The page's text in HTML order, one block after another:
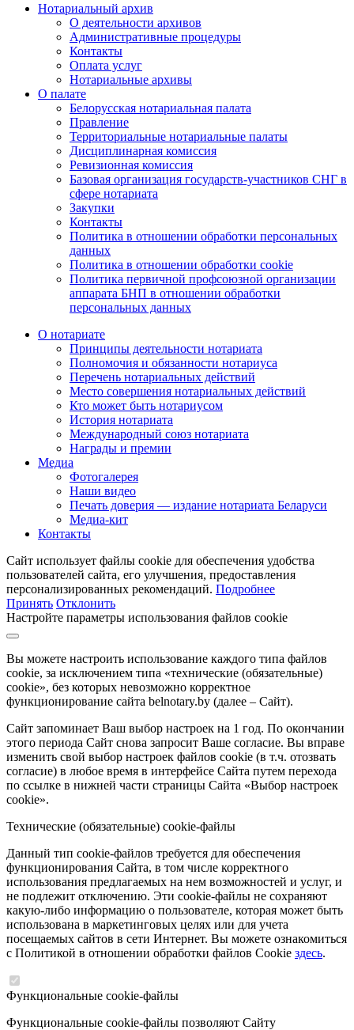
Нотариальный архив
О деятельности архивов
Административные процедуры
Контакты
Оплата услуг
Нотариальные архивы
О палате
Белорусская нотариальная палата
Правление
Территориальные нотариальные палаты
Дисциплинарная комиссия
Ревизионная комиссия
Базовая организация государств-участников СНГ в
сфере нотариата
Закупки
Контакты
Политика в отношении обработки персональных
данных
Политика в отношении обработки cookie
Политика первичной профсоюзной организации
аппарата БНП в отношении обработки
персональных данных
О нотариате
Принципы деятельности нотариата
Полномочия и обязанности нотариуса
Перечень нотариальных действий
Место совершения нотариальных действий
Кто может быть нотариусом
История нотариата
Международный союз нотариата
Награды и премии
Медиа
Фотогалерея
Наши видео
Печать доверия — издание нотариата Беларуси
Медиа-кит
Контакты
Сайт использует файлы cookie для обеспечения удобства
пользователей сайта, его улучшения, предоставления
персонализированных рекомендаций. Подробнее
Принять Отклонить
Настройте параметры использования файлов cookie
Вы можете настроить использование каждого типа файлов
cookie, за исключением типа «технические (обязательные)
cookie», без которых невозможно корректное
функционирование сайта belnotary.by (далее – Сайт).
Сайт запоминает Ваш выбор настроек на 1 год. По окончании
этого периода Сайт снова запросит Ваше согласие. Вы вправе
изменить свой выбор настроек файлов cookie (в т.ч. отозвать
согласие) в любое время в интерфейсе Сайта путем перехода
по ссылке в нижней части страницы Сайта «Выбор настроек
cookie».
Технические (обязательные) cookie-файлы
Данный тип cookie-файлов требуется для обеспечения
функционирования Сайта, в том числе корректного
использования предлагаемых на нем возможностей и услуг, и
не подлежит отключению. Эти cookie-файлы не сохраняют
какую-либо информацию о пользователе, которая может быть
использована в маркетинговых целях или для учета
посещаемых сайтов в сети Интернет. Вы можете ознакомиться
с Политикой в отношении обработки файлов Cookie здесь.
Функциональные cookie-файлы
Функциональные cookie-файлы позволяют Сайту